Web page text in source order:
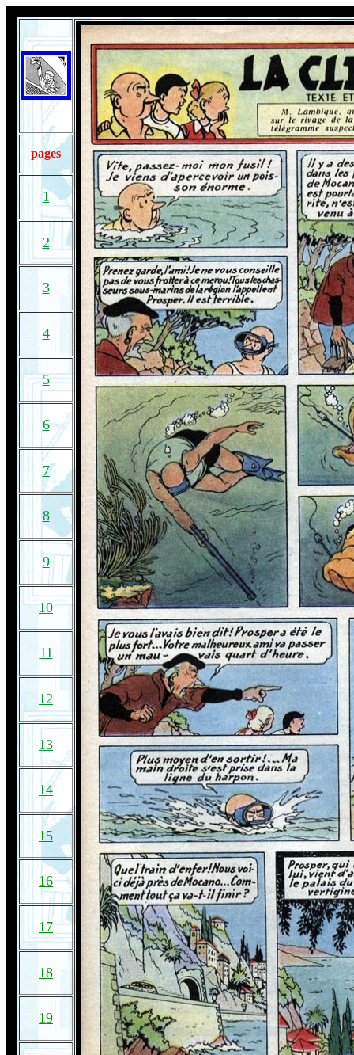
pages
1
2
3
4
5
6
7
8
9
10
11
12
13
14
15
16
17
18
19